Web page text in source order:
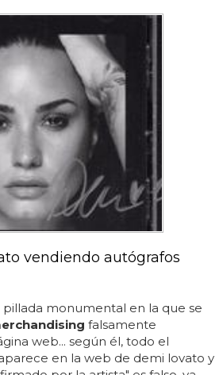
vendiendo autógrafos
monumental en la que se
falsamente
web... según él, todo el
en la web de demi lovato y